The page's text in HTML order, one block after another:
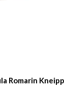
Romarin